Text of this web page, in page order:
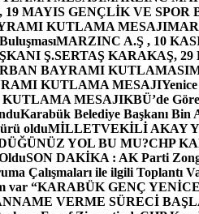
MAYIS GENÇLİK VE
KUTLAMA MESAJI
MARZINC A.Ş , 10
Ş.SERTAŞ KARAKAŞ,
BAYRAMI KUTLAMASI
KUTLAMA MESAJI
MESAJIKBÜ’de
Karabük Belediye Başkanı Bin
olduMİLLETVEKİLİ AKAY
YOL BU MU?CHP
SON DAKİKA : AK Parti
Çalışmaları ile ilgili Toplantı
var “KARABÜK GENÇ
VERME SÜRECİ